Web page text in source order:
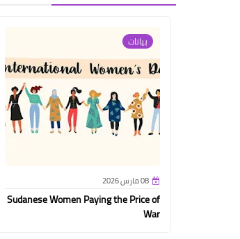
بيانات
08 مارس 2026
Sudanese Women Paying the Price of
War